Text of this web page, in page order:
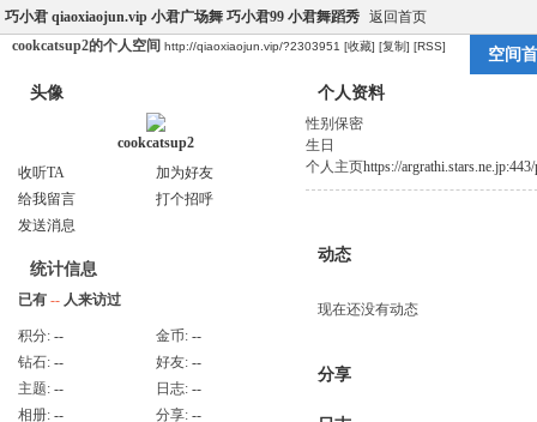
巧小君 qiaoxiaojun.vip 小君广场舞 巧小君99 小君舞蹈秀 返回首页
cookcatsup2的个人空间 http://qiaoxiaojun.vip/?2303951 [收藏] [复制] [RSS] 空间
头像
cookcatsup2
收听TA
加为好友
给我留言
打个招呼
发送消息
统计信息
已有 -- 人来访过
积分: -- 金币: --
钻石: -- 好友: --
主题: -- 日志: --
相册: -- 分享: --
个人资料
性别 保密
生日
个人主页https://
动态
现在还没有动态
分享